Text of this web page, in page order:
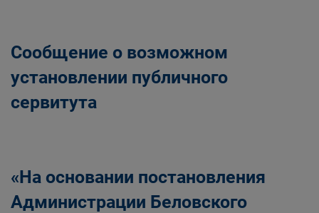
Сообщение о возможном
установлении публичного
сервитута
«На основании постановления
Администрации Беловского